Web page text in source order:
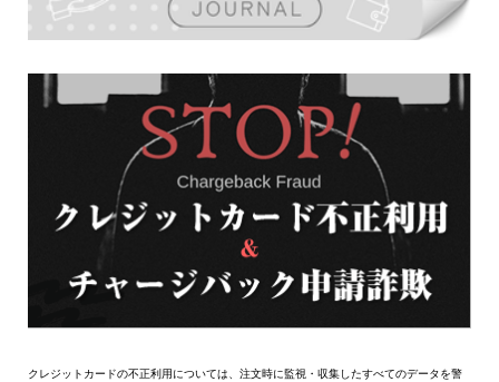
クレジットカードの不正利用については、注文時に監視・収集したすべてのデータを警